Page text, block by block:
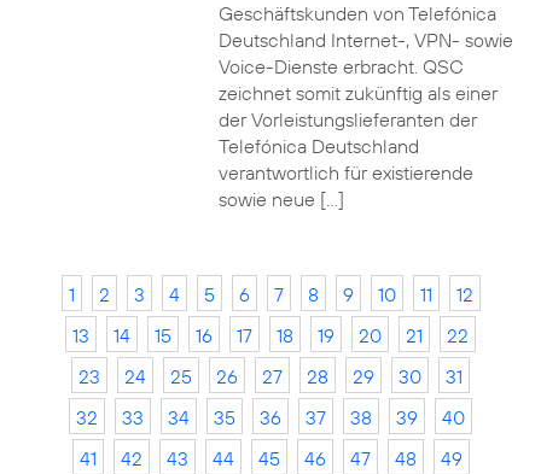
Geschäftskunden von Telefónica
Deutschland Internet-, VPN- sowie
Voice-Dienste erbracht. QSC
zeichnet somit zukünftig als einer
der Vorleistungslieferanten der
Telefónica Deutschland
verantwortlich für existierende
sowie neue […]
1 2 3 4 5 6 7 8 9 10 11
12
13
14 15 16 17 18 19 20 21
22
23
24 25 26 27 28 29 30
31
32
33 34 35 36 37 38 39
40
41
42 43 44 45 46 47 48
49